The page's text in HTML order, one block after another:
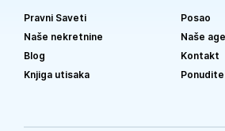
Pravni Saveti
Posao
Naše nekretnine
Naše
Blog
Kontakt
Knjiga utisaka